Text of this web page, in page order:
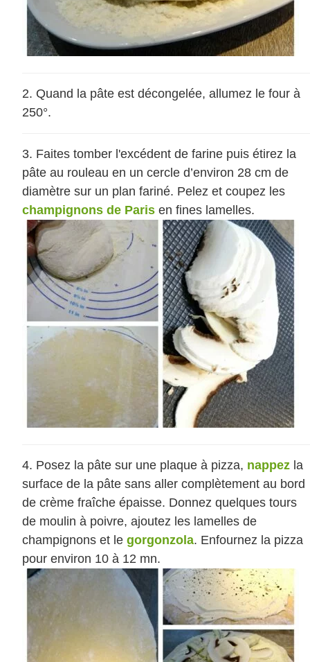
Quand la pâte est décongelée, allumez le four à
250°.
Faites tomber l'excédent de farine puis étirez la
pâte au rouleau en un cercle d’environ 28 cm de
diamètre sur un plan fariné. Pelez et coupez les
champignons de Paris en fines lamelles.
Posez la pâte sur une plaque à pizza, nappez la
surface de la pâte sans aller complètement au bord
de crème fraîche épaisse. Donnez quelques tours
de moulin à poivre, ajoutez les lamelles de
champignons et le gorgonzola. Enfournez la pizza
pour environ 10 à 12 mn.